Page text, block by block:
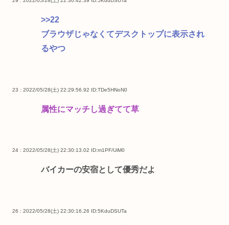
>>22
ブラウザじゃなくてデスクトップに表示され
るやつ
23 : 2022/05/28(土) 22:29:56.92 ID:TDe5HNoN0
属性にマッチし過ぎてて草
24 : 2022/05/28(土) 22:30:13.02 ID:m1PF/UiM0
バイカーの安宿として優秀だよ
26 : 2022/05/28(土) 22:30:16.26 ID:5KduDSUTa